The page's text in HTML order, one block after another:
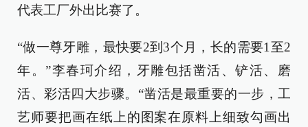
代表工厂外出比赛了。
“做一尊牙雕，最快要2到3个月，长的需要1至2
年。”李春珂介绍，牙雕包括凿活、铲活、磨
活、彩活四大步骤。“凿活是最重要的一步，工
艺师要把画在纸上的图案在原料上细致勾画出